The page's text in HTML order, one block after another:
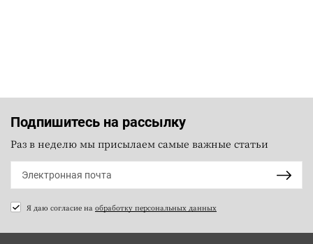
Подпишитесь на рассылку
Раз в неделю мы присылаем самые важные статьи
Я даю согласие на обработку персональных данных